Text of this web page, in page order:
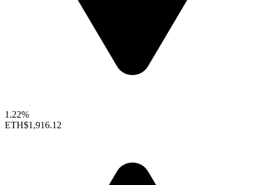
1.22%
ETH$1,916.12